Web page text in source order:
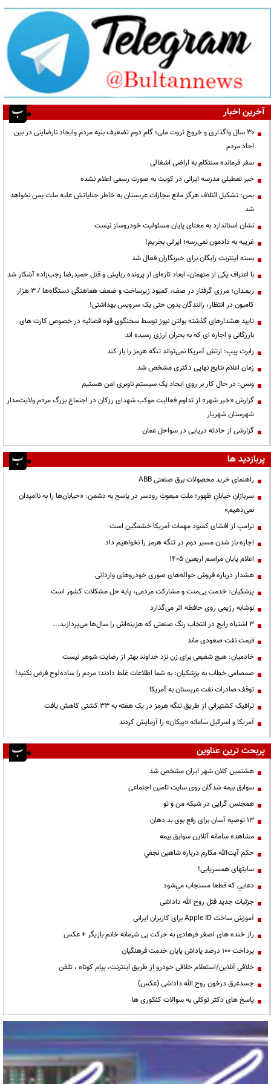
آخرین اخبار
۳۰ سال واگذاری و خروج ثروت ملی؛ گام دوم تضعیف بنیه مردم وایجاد نارضایتی در بین
احاد مردم
سفر فرمانده سنتکام به اراضی اشغالی
خبر تعطیلی مدرسه ایرانی در کویت به صورت رسمی اعلام نشده
یمن: تشکیل ائتلاف هرگز مانع مجازات عربستان به خاطر جنایاتش علیه ملت یمن نخواهد
شد
نشان استاندارد به معنای پایان مسئولیت خودروساز نیست
غریبه به دادمون نمی‌رسه؛ ایرانی بخریم!
بسته اینترنت رایگان برای خبرنگاران فعال شد
با اعتراف یکی از متهمان، ابعاد تازه‌ای از پرونده ربایش و قتل حمیدرضا رجب‌زاده آشکار شد
ریمـدان؛ مرزی گرفتار در صف، کمبود زیرساخت و ضعف هماهنگی دستگاه‌ها / ۳ هزار
کامیون در انتظار، رانندگان بدون حتی یک سرویس بهداشتی!
تایید هشدارهای گذشته بولتن نیوز توسط سخنگوی قوه قضائیه در خصوص کارت های
بارزگانی و اجاره ای که به بحران ارزی رسیده اند
رابرت پیپ: ارتش آمریکا نمی‌تواند تنگه هرمز را باز کند
زمان اعلام نتایج نهایی دکتری مشخص شد
ونس: در حال کار بر روی ایجاد یک سیستم ناوبری امن هستیم
گزارش «خبر شهر» از تداوم فعالیت موکب شهدای رزکان در اجتماع بزرگ مردم ولایت‌مدار
شهرستان شهریار
گزارشی از حادثه دریایی در سواحل عمان
پربازدید ها
راهنمای خرید محصولات برق صنعتی ABB
سربازانِ خیابانِ ظهور؛ ملتِ مبعوثِ رودسر در پاسخ به دشمن: «خیابان‌ها را به ناامیدان
نمی‌دهیم»
ترامپ از افشای کمبود مهمات آمریکا خشمگین است
اجازه باز شدن مسیر دوم در تنگه هرمز را نخواهیم داد
اعلام پایان مراسم اربعین ۱۴۰۵
هشدار درباره فروش حواله‌های صوری خودروهای وارداتی
پزشکیان: خدمت بی‌منت و مشارکت مردمی، پایه حل مشکلات کشور است
نوشابه رژیمی روی حافظه اثر می‌گذارد
3 اشتباه رایج در انتخاب رنگ صنعتی که هزینه‌اش را سال‌ها می‌پردازید...
قیمت نفت صعودی ماند
خادمیان: هیچ شفیعی برای زن نزد خداوند بهتر از رضایت شوهر نیست
صمصامی خطاب به پزشکیان: به شما اطلاعات غلط دادند؛ مردم را ساده‌لوح فرض نکنید!
توقف صادرات نفت عربستان به آمریکا
ترافیک کشتیرانی از طریق تنگه هرمز در یک هفته به ۳۳ کشتی کاهش یافت
آمریکا و اسرائیل سامانه «پیکان» را آزمایش کردند
پربحث ترین عناوین
هشتمین کلان شهر ایران مشخص شد
سوابق بیمه شدگان روی سایت تامین اجتماعی
همجنس گرایی در شبکه من و تو
13 توصیه آسان برای رفع بوی بد دهان
مشاهده سامانه آنلاين سوابق بیمه
حكم آيت‌الله مكارم درباره شاهين نجفي
سایتهای همسریابی!
دعايي كه قطعا مستجاب مي‌شود
جزئیات جدید قتل روح الله داداشی
آموزش ساخت Apple ID برای کاربران ایرانی
راز خنده های اصغر فرهادی به حرکت بی شرمانه خانم بازیگر + عکس
پرداخت ۱۰۰ درصد پاداش پایان خدمت فرهنگیان
خلافی آنلاین/استعلام خلافی خودرو از طریق اینترنت، پیام کوتاه ، تلفن
جسدغرق درخون روح الله داداشی (عکس)
پاسخ های دکتر توکلی به سوالات کنکوری ها